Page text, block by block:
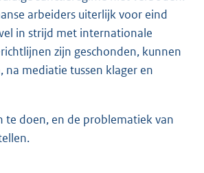
arbeiders uiterlijk voor eind
in strijd met internationale
zijn geschonden, kunnen
mediatie tussen klager en
te doen, en de problematiek van